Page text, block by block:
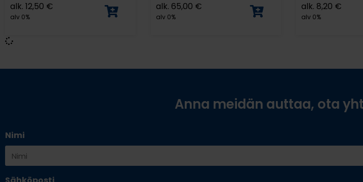
alk. 12,50 €
alv 0%
alk. 65,00 €
alv 0%
alk. 8,20 €
alv 0%
Anna meidän auttaa, ota
Nimi